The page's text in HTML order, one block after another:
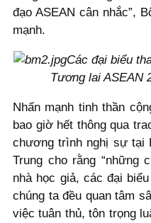
đạo ASEAN cân nhắc”,
mạnh.
Các đại biểu
Tương lai ASEAN
Nhấn mạnh tinh thần
bao giờ hết thông qua
chương trình nghị sự tại
Trung cho rằng “những
nhà học giả, các đại
chúng ta đều quan tâm
việc tuân thủ, tôn trọng